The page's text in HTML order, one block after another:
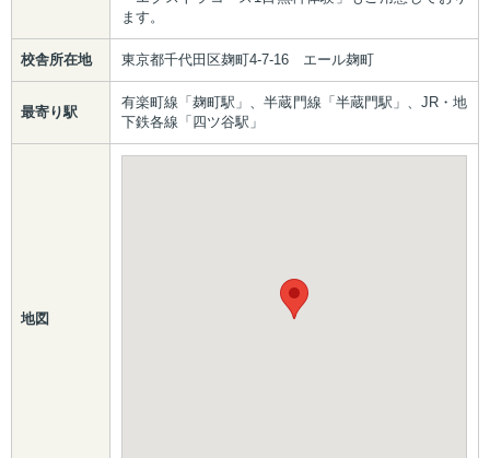
ます。
校舎所在地 東京都千代田区麹町4-7-16 エール麹町
最寄り駅
有楽町線「麹町駅」、半蔵門線「半蔵門駅」、JR・地
下鉄各線「四ツ谷駅」
地図